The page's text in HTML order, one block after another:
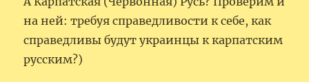
на ней: требуя справедливости к себе, как
справедливы будут украинцы к карпатским
русским?)